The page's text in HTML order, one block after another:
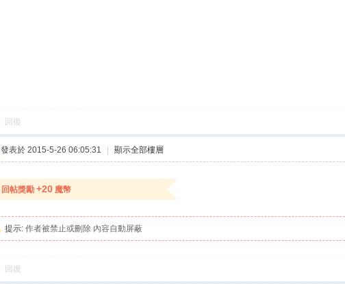
回復
發表於 2015-5-26 06:05:31 顯示全部樓層
回帖獎勵 +20 魔幣
提示: 作者被禁止或刪除 內容自動屏蔽
回復